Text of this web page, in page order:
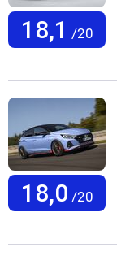
18,1 /20
18,0 /20